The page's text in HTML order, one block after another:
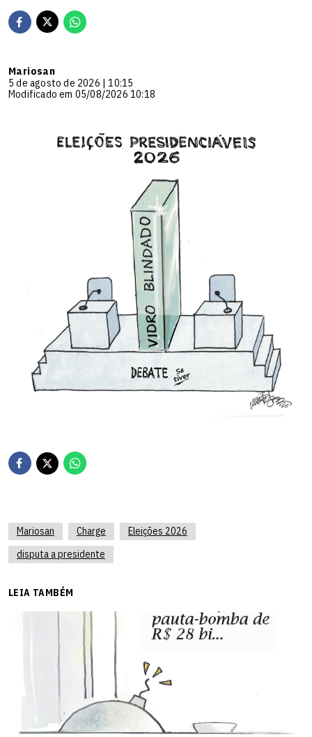
Mariosan
5 de agosto de 2026 | 10:15
Modificado em 05/08/2026 10:18
Mariosan Charge
Eleições 2026
disputa a presidente
LEIA TAMBÉM